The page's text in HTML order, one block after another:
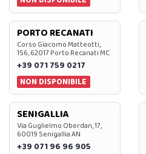
PORTO RECANATI
Corso Giacomo Matteotti,
156, 62017 Porto Recanati MC
+39 071 759 0217
NON DISPONIBILE
SENIGALLIA
Via Guglielmo Oberdan, 17,
60019 Senigallia AN
+39 071 96 96 905